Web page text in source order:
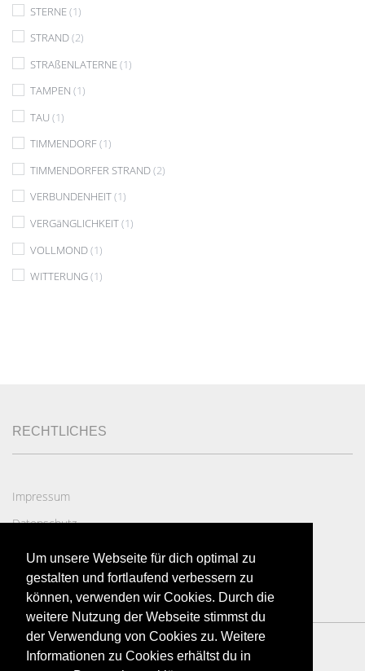
Um unsere Webseite für dich optimal zu
gestalten und fortlaufend verbessern zu
können, verwenden wir Cookies. Durch die
weitere Nutzung der Webseite stimmst du
der Verwendung von Cookies zu. Weitere
Informationen zu Cookies erhältst du in
STERNE(1)
STRAND(2)
STRAßENLATERNE(1)
TAMPEN (1)
TAU (1)
TIMMENDORF(1)
TIMMENDORFER STRAND(2)
VERBUNDENHEIT(1)
VERGäNGLICHKEIT(1)
VOLLMOND(1)
WITTERUNG(1)
RECHTLICHES
Impressum
Datenschutz
AGB
Widerruf